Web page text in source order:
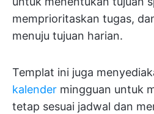
memprioritaskan tugas,
menuju tujuan harian.
Templat ini juga
kalender mingguan untuk
tetap sesuai jadwal dan